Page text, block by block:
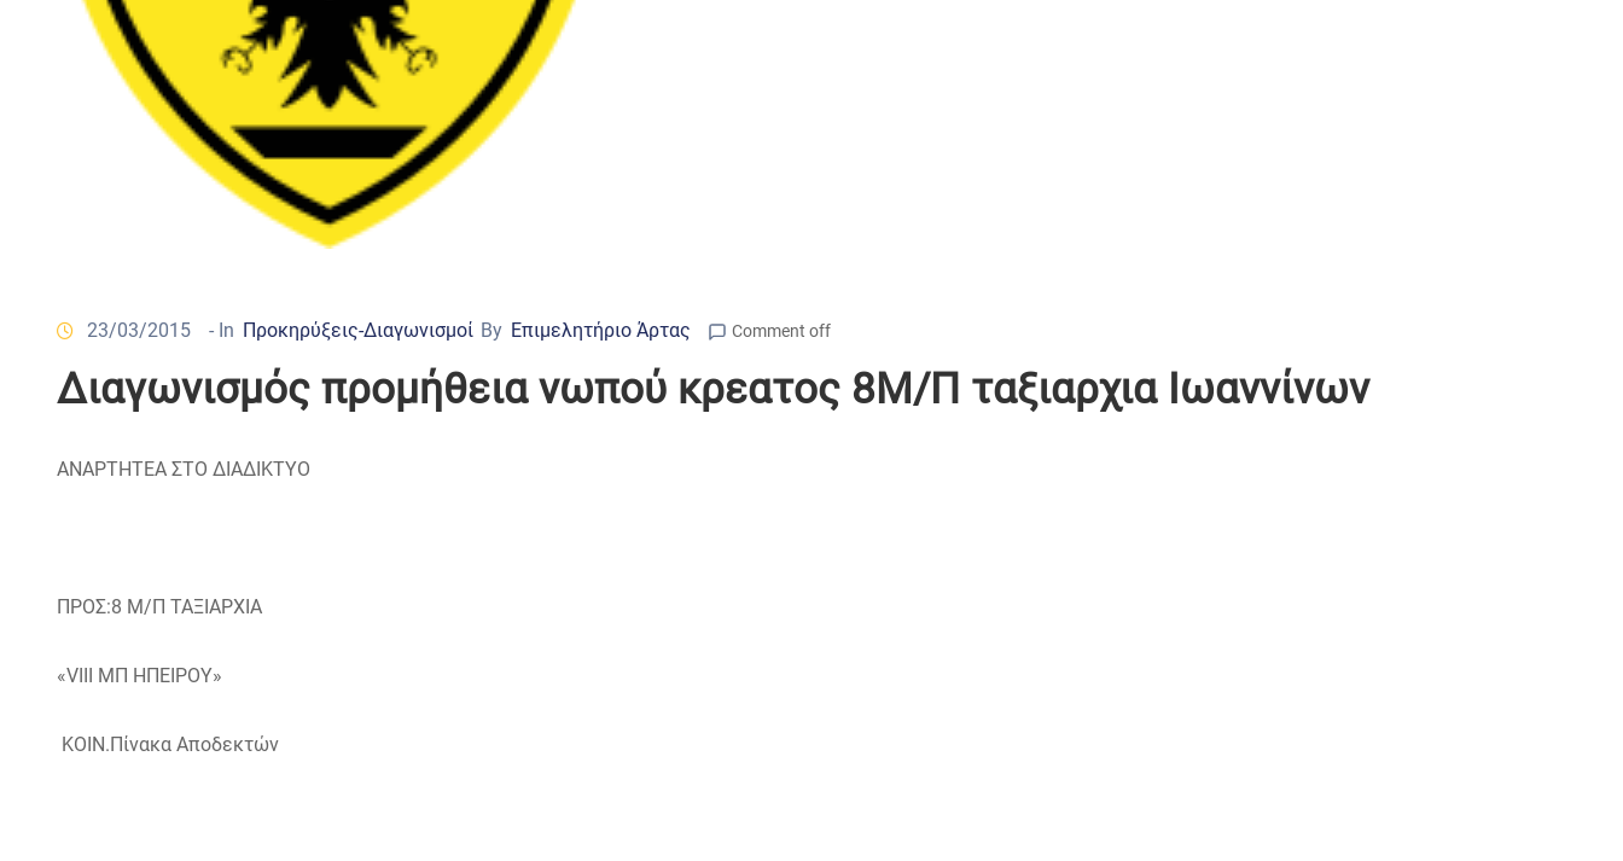
23/03/2015 - In Προκηρύξεις-Διαγωνισμοί By Επιμελητήριο Άρτας Comment off
Διαγωνισμός προμήθεια νωπού κρεατος 8Μ/Π ταξιαρχια Ιωαννίνων
ΑΝΑΡΤΗΤΕΑ ΣΤΟ ΔΙΑΔΙΚΤΥΟ
ΠΡΟΣ:8 Μ/Π ΤΑΞΙΑΡΧΙΑ
«VIII ΜΠ ΗΠΕΙΡΟΥ»
ΚΟΙΝ.Πίνακα Αποδεκτών